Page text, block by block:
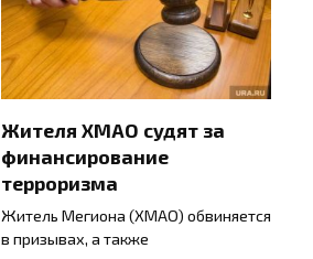
Жителя ХМАО судят за
финансирование
терроризма
Житель Мегиона (ХМАО) обвиняется
в призывах, а также